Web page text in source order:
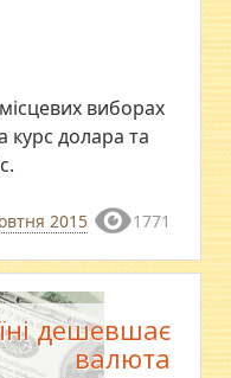
виборах
курс долара та
2015 1771
дешевшає
валюта